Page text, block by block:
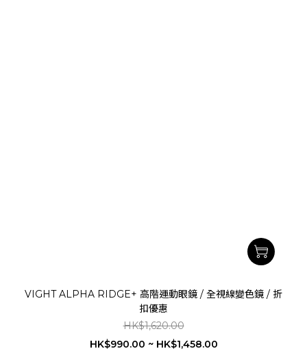
VIGHT ALPHA RIDGE+ 高階運動眼鏡 / 全視線變色鏡 / 折
扣優惠
HK$1,620.00
HK$990.00 ~ HK$1,458.00